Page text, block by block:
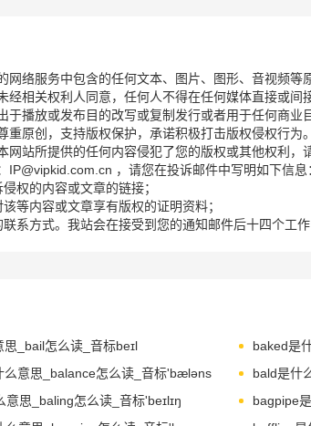
网络服务中包含的任何文本、图片、图形、音视频等
经相关权利人同意，任何人不得在任何媒体直接或间
于播放或发布目的改写或复制发行或者用于任何商业目
重原创，支持版权保护，承诺积极打击版权侵权行为。
网站所提供的任何内容侵犯了您的版权或其他权利，
IP@vipkid.com.cn ，请您在投诉邮件中写明如下信息
侵权的内容或文章的链接；
该等内容或文章享有版权的证明资料；
联系方式。我站会在接受到您的通知邮件后十四个工作
思_bail怎么读_音标beɪl
baked是
么意思_balance怎么读_音标'bæləns
bald是什
意思_baling怎么读_音标'beɪlɪŋ